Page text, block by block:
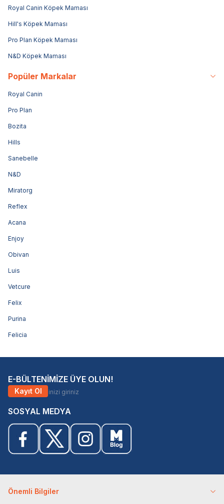
Royal Canin Köpek Maması
Hill's Köpek Maması
Pro Plan Köpek Maması
N&D Köpek Maması
Popüler Markalar
Royal Canin
Pro Plan
Bozita
Hills
Sanebelle
N&D
Miratorg
Reflex
Acana
Enjoy
Obivan
Luis
Vetcure
Felix
Purina
Felicia
E-BÜLTENİMİZE ÜYE OLUN!
Kayıt Ol
SOSYAL MEDYA
Önemli Bilgiler